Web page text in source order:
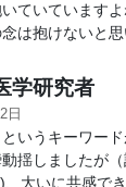
ていていますよ
は抱けないと思
学研究者
日
というキーワー
揺しましたが
大いに共感で